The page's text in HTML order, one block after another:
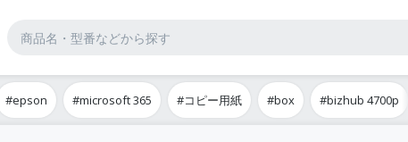
#epson #microsoft 365 #コピー用紙 #box #bizhub 4700p